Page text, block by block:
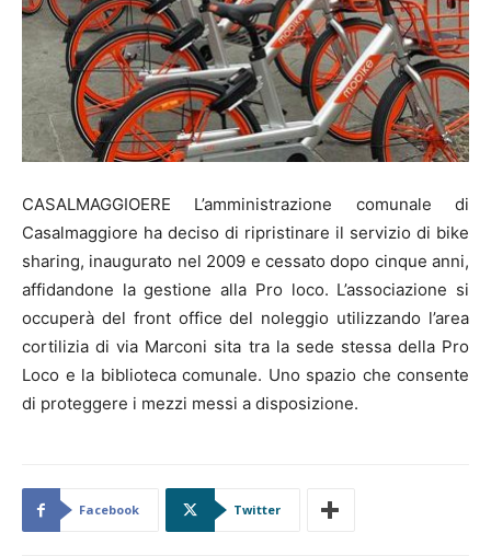
CASALMAGGIOERE L’amministrazione comunale di
Casalmaggiore ha deciso di ripristinare il servizio di bike
sharing, inaugurato nel 2009 e cessato dopo cinque anni,
affidandone la gestione alla Pro loco. L’associazione si
occuperà del front office del noleggio utilizzando l’area
cortilizia di via Marconi sita tra la sede stessa della Pro
Loco e la biblioteca comunale. Uno spazio che consente
di proteggere i mezzi messi a disposizione.
Facebook Twitter